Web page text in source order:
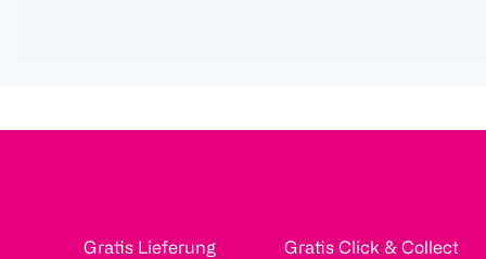
Gratis Lieferung
Gratis Click & Collect